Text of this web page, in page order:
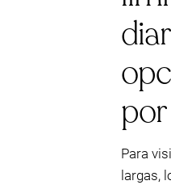
Para
largas,